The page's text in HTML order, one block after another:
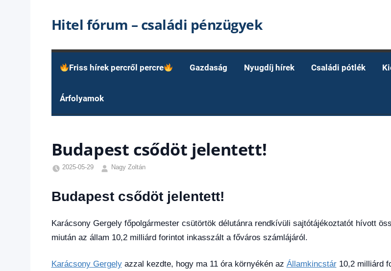
Hitel fórum – családi pénzügyek
Friss hírek percről percre Gazdaság Nyugdíj hírek Családi pótlék
Árfolyamok
Budapest csődöt jelentett!
2025-05-29
Nagy Zoltán
hírek
Hírek,
Hitel
Budapest csődöt jelentett!
Karácsony Gergely főpolgármester csütörtök délutánra rendkívüli sajtótájékoztatót hívott
miután az állam 10,2 milliárd forintot inkasszált a főváros számlájáról.
Karácsony Gergelyazzal kezdte, hogy ma 11 óra környékén az Államkincstár10,2 milliárd